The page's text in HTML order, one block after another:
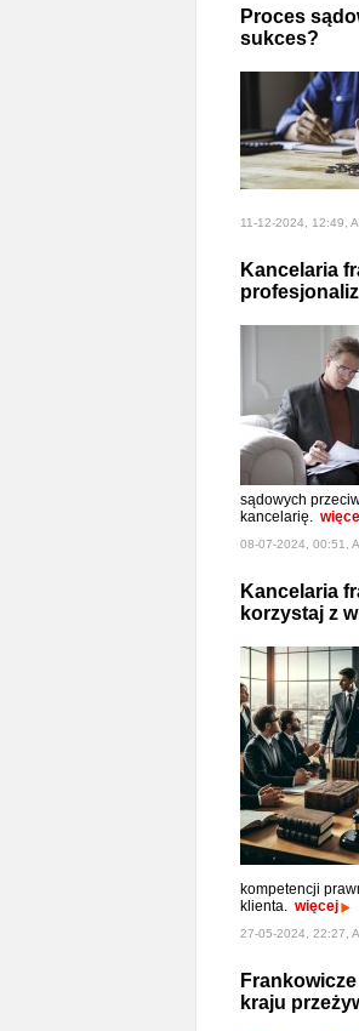
Proces
sukces?
11-12-2024, 12:49,
Kancelaria
sądowych
kancelarię.
08-07-2024, 00:51,
Kancelaria
korzystaj z
kompetencji
klienta. więcej
27-05-2024, 22:27,
kraju